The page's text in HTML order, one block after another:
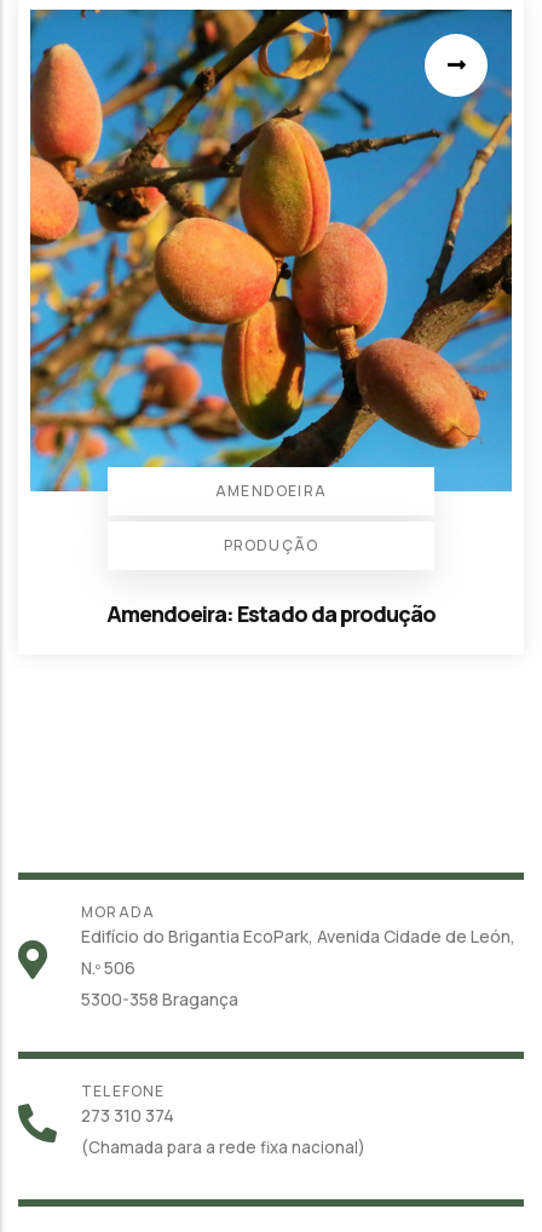
AMENDOEIRA
PRODUÇÃO
Amendoeira: Estado da produção
MORADA
Edifício do Brigantia EcoPark, Avenida Cidade de León,
N.º 506
5300-358 Bragança
TELEFONE
273 310 374
(Chamada para a rede fixa nacional)